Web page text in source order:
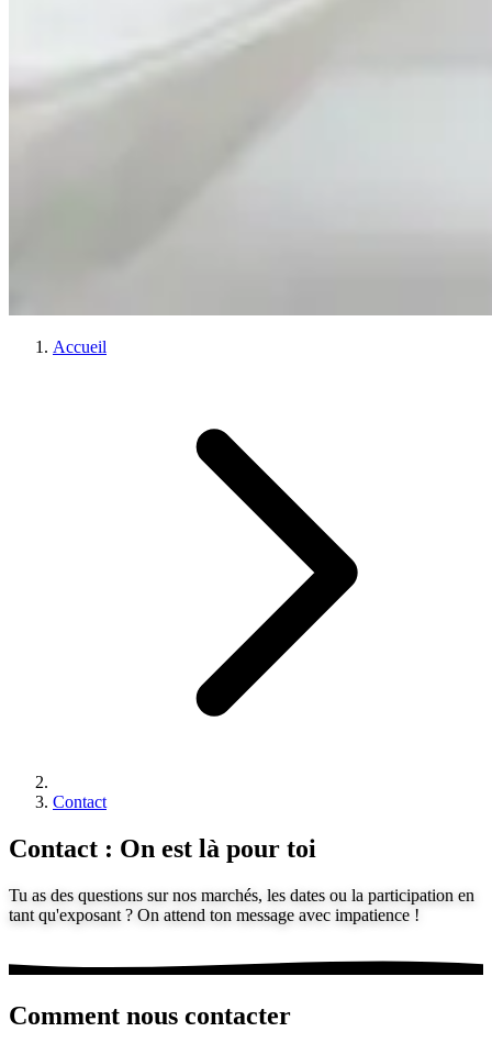
Accueil
Contact
Contact : On est là pour toi
Tu as des questions sur nos marchés, les dates ou la participation en
tant qu'exposant ? On attend ton message avec impatience !
Comment nous contacter